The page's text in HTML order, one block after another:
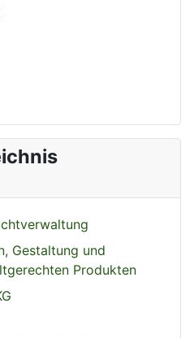
Gestaltung und
Produkten